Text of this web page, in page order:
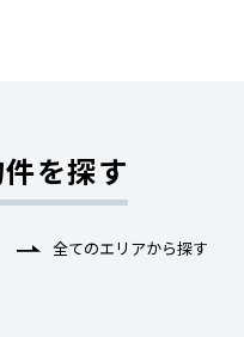
を探す
全てのエリアから探す